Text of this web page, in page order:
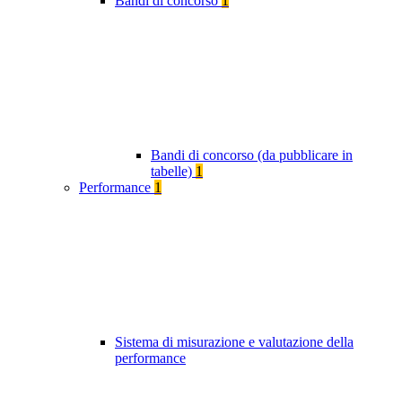
Bandi di concorso (da pubblicare in
tabelle) 1
Performance 1
Sistema di misurazione e valutazione della
performance